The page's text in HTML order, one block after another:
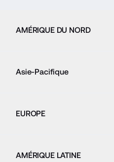
AMÉRIQUE DU NORD
Asie-Pacifique
EUROPE
AMÉRIQUE LATINE